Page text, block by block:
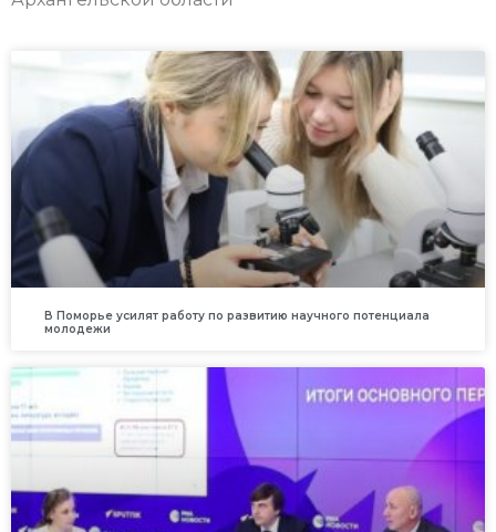
В Поморье усилят работу по развитию научного потенциала
молодежи